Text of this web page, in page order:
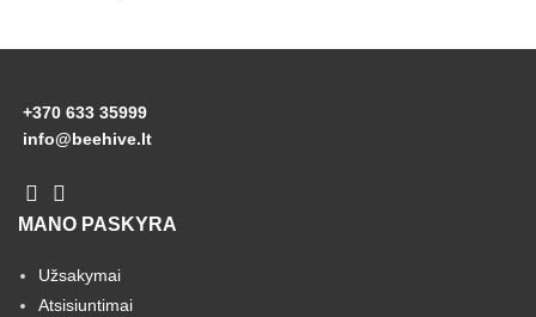
+370 633 35999
info@beehive.lt
MANO PASKYRA
Užsakymai
Atsisiuntimai